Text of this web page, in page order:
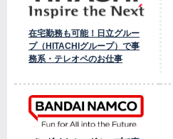
在宅勤務も可能！日立グルー
プ（HITACHIグループ）で事
務系・テレオペのお仕事